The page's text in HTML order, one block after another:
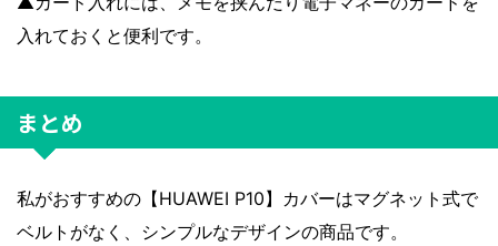
入れておくと便利です。
まとめ
私がおすすめの【HUAWEI P10】カバーはマグネット式で
ベルトがなく、シンプルなデザインの商品です。